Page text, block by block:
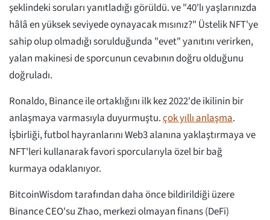
şeklindeki soruları yanıtladığı görüldü. ve "40'lı yaşlarınızda
hâlâ en yüksek seviyede oynayacak mısınız?" Üstelik NFT'ye
sahip olup olmadığı sorulduğunda "evet" yanıtını verirken,
yalan makinesi de sporcunun cevabının doğru olduğunu
doğruladı.
Ronaldo, Binance ile ortaklığını ilk kez 2022'de ikilinin bir
anlaşmaya varmasıyla duyurmuştu.çok yıllı anlaşma.
İşbirliği, futbol hayranlarını Web3 alanına yaklaştırmaya ve
NFT'leri kullanarak favori sporcularıyla özel bir bağ
kurmaya odaklanıyor.
BitcoinWisdom tarafından daha önce bildirildiği üzere
Binance CEO'su Zhao, merkezi olmayan finans (DeFi)